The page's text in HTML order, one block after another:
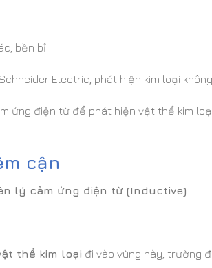
bền bỉ
Electric, phát hiện kim loại
ứng điện từ để phát hiện vật thể kim
cận
lý cảm ứng điện từ (Inductive)
thể kim loại đi vào vùng này, trường